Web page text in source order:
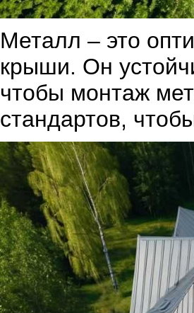
Металл – это
крыши. Он
чтобы монтаж
стандартов,